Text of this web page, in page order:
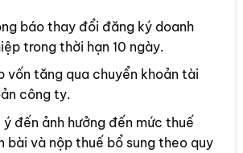
báo thay đổi đăng ký doanh
trong thời hạn 10 ngày.
vốn tăng qua chuyển khoản tài
công ty.
ý đến ảnh hưởng đến mức thuế
bài và nộp thuế bổ sung theo quy